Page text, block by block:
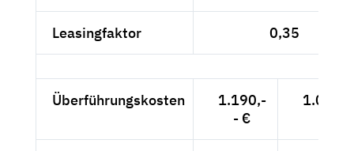
Leasingfaktor 0,35
Überführungskosten
1.190,-
- €
1.000,-